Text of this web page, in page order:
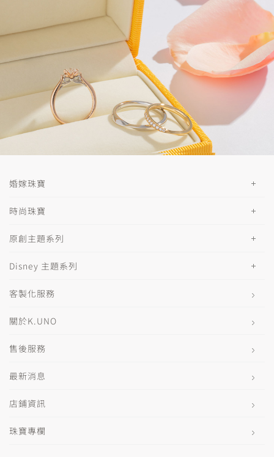
婚嫁珠寶
時尚珠寶
原創主題系列
Disney 主題系列
客製化服務
關於K.UNO
售後服務
最新消息
店鋪資訊
珠寶專欄